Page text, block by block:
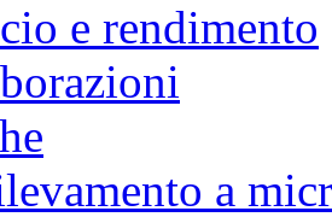
e rendimento
a